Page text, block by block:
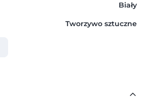
Biały
Tworzywo sztuczne